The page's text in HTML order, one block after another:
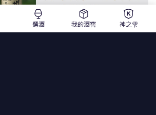
選酒 我的酒窖 神之雫